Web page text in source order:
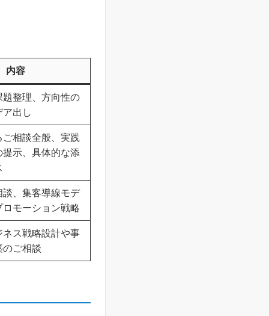
内容
題整理、方向性の
出し
相談全般、実践
示、具体的な添
談、集客導線モデ
ロモーション戦略
ネス戦略設計や事
ご相談